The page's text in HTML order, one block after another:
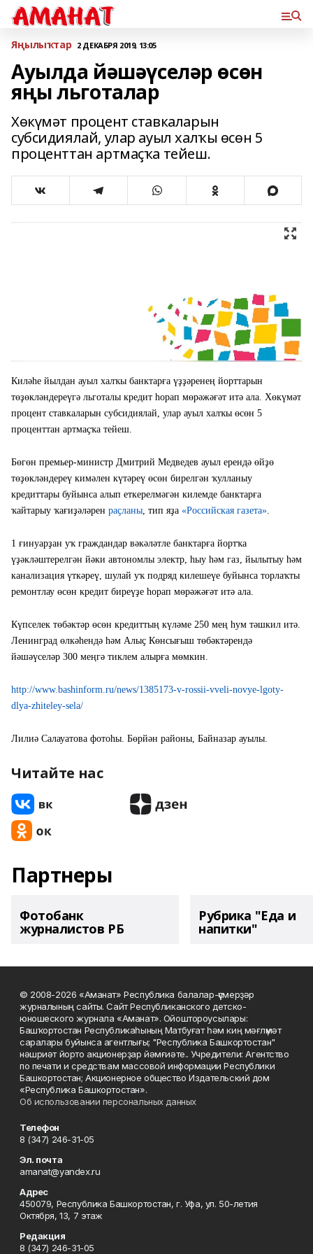
Яңылыҡтар 2 ДЕКАБРЯ 2019, 13:05
Ауылда йәшәүселәр өсөн
яңы льготалар
Хөкүмәт процент ставкаларын
субсидиялай, улар ауыл халҡы өсөн 5
проценттан артмаҫҡа тейеш.
Киләһе йылдан ауыл халҡы банктарға үҙҙәренең йорттарын
төҙөкләндереүгә льготалы кредит һорап мөрәжәғәт итә ала. Хөкүмәт
процент ставкаларын субсидиялай, улар ауыл халҡы өсөн 5
проценттан артмаҫҡа тейеш.
Бөгөн премьер-министр Дмитрий Медведев ауыл ерендә өйҙө
төҙөкләндереү кимәлен күтәреү өсөн бирелгән ҡулланыу
кредиттары буйынса алып еткерелмәгән килемде банктарға
ҡайтарыу ҡағиҙәләрен раҫланы, тип яҙа «Российская газета».
1 ғинуарҙан уҡ граждандар вәкәләтле банктарға йортҡа
үҙәкләштерелгән йәки автономлы электр, һыу һәм газ, йылытыу һәм
канализация үткәреү, шулай уҡ подряд килешеүе буйынса торлаҡты
ремонтлау өсөн кредит биреүҙе һорап мөрәжәғәт итә ала.
Күпселек төбәктәр өсөн кредиттың күләме 250 мең һум тәшкил итә.
Ленинград өлкәһендә һәм Алыҫ Көнсығыш төбәктәрендә
йәшәүселәр 300 меңгә тиклем алырға мөмкин.
http://www.bashinform.ru/news/1385173-v-rossii-vveli-novye-lgoty-
dlya-zhiteley-sela/
Лилиә Салауатова фотоһы. Бөрйән районы, Байназар ауылы.
Читайте нас
Партнеры
Фотобанк
журналистов РБ
Рубрика "Еда и
напитки"
© 2008-2026 «Аманат» Республика балалар-үҫмерҙәр
журналының сайты. Сайт Республиканского детско-
юношеского журнала «Аманат». Ойоштороусылары:
Башҡортостан Республикаһының Матбуғат һәм киң мәғлүмәт
саралары буйынса агентлығы; "Республика Башкортостан"
нәшриәт йорто акционерҙар йәмғиәте.. Учредители: Агентство
по печати и средствам массовой информации Республики
Башкортостан; Акционерное общество Издательский дом
«Республика Башкортостан».
Об использовании персональных данных
Телефон
8 (347) 246-31-05
Эл. почта
amanat@yandex.ru
Адрес
450079, Республика Башкортостан, г. Уфа, ул. 50-летия
Октября, 13, 7 этаж
Редакция
8 (347) 246-31-05